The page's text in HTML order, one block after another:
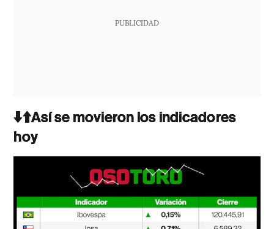
PUBLICIDAD
⬇️⬆️Así se movieron los indicadores
hoy